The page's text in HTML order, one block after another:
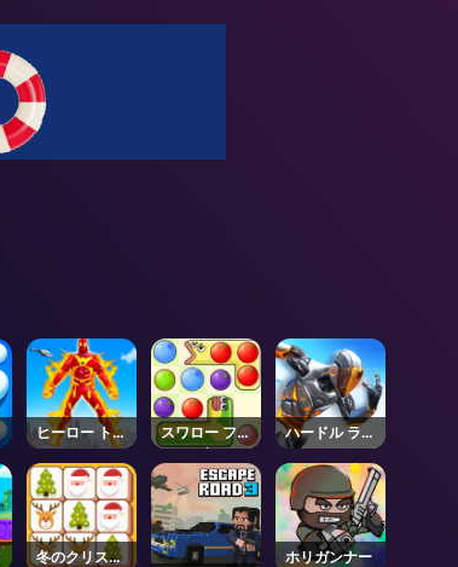
ヒーロー トラ
ンスフォーム
ラン
スワロー フル
ーツ ゲーム
ハードル ラッ
シュ
冬のクリスマ
ホリガンナー